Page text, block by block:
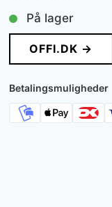
På lager
OFFI.DK →
Betalingsmuligheder